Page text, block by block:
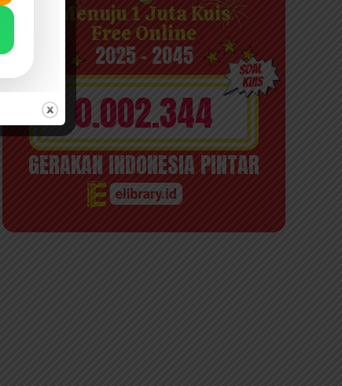
Menuju 1 Juta Kuis
Free Online
2025 - 2045
0.002.344
GERAKAN INDONESIA PINTAR